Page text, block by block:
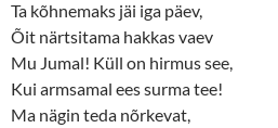
Ta kõhnemaks jäi iga päev,
Õit närtsitama hakkas vaev
Mu Jumal! Küll on hirmus see,
Kui armsamal ees surma tee!
Ma nägin teda nõrkevat,